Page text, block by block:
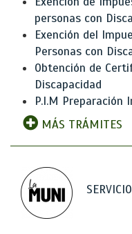
personas con
Exención del
Personas con
Obtención de
Discapacidad
P.I.M
MÁS TRÁMITES